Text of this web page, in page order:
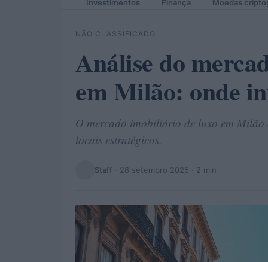
Investimentos Finança Moedas
NÃO CLASSIFICADO
Análise do
em Milão: onde
O mercado imobiliário de luxo em Milão
locais estratégicos.
Staff · 28 setembro 2025 · 2 min